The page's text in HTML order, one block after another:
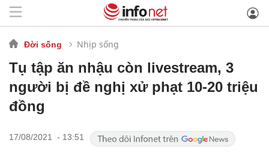
Đời sống Nhịp sống
Tụ tập ăn nhậu còn livestream, 3
người bị đề nghị xử phạt 10-20 triệu
đồng
17/08/2021 - 13:51